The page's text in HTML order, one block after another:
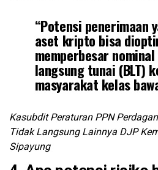
“Potensi penerimaan
aset kripto bisa
memperbesar
langsung tunai (BLT)
masyarakat kelas
Kasubdit Peraturan PPN
Tidak Langsung Lainnya DJP
Sipayung